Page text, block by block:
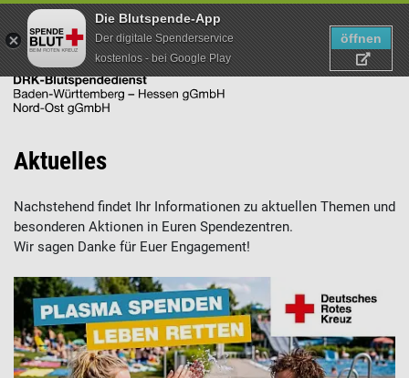
zumAktuelles
Nachstehend findet Ihr Informationen zu aktuellen Themen und
besonderen Aktionen in Euren Spendezentren.
Wir sagen Danke für Euer Engagement!
Die Blutspende-App
Der digitale Spenderservice
kostenlos - bei Google Play
öffnen